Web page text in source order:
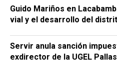
Guido Mariños en
vial y el desarrollo del
Servir anula sanción
exdirector de la UGEL